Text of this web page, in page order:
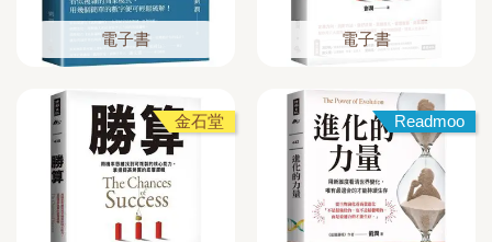
電子書 電子書
金石堂 Readmoo